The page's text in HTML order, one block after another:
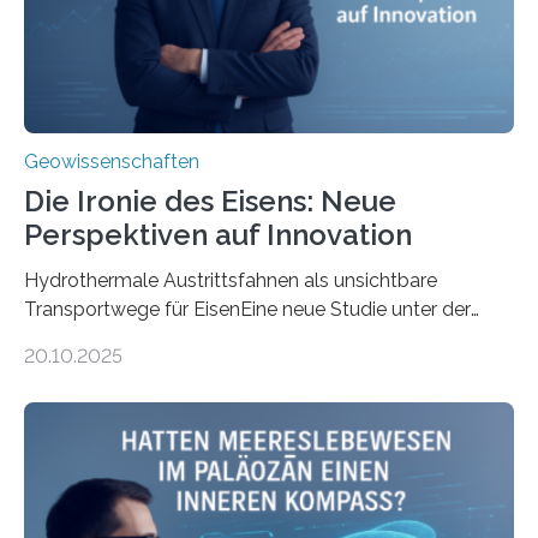
Geowissenschaften
Die Ironie des Eisens: Neue
Perspektiven auf Innovation
Hydrothermale Austrittsfahnen als unsichtbare
Transportwege für EisenEine neue Studie unter der
Umweltwissenschaften der Universität Bremen –
Meeresboden die Eisenverfügbarkeit und den globalen
Stoffkreislauf im Ozean prägen. Die Überblicksstudie
mit dem Titel „Iron’s Irony“ ist in Communications Earth
& Environment erschienen. Die Studie fasst bestehende
20.10.2025